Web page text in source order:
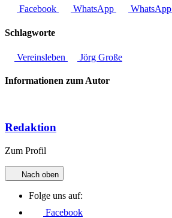
Facebook WhatsApp WhatsApp
Schlagworte
Vereinsleben Jörg Große
Informationen zum Autor
Redaktion
Zum Profil
Nach oben
Folge uns auf:
Facebook